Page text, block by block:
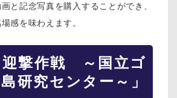
と記念写真を購入することができ、
感を味わえます。
迎撃作戦 ～国立ゴ
研究センター～」